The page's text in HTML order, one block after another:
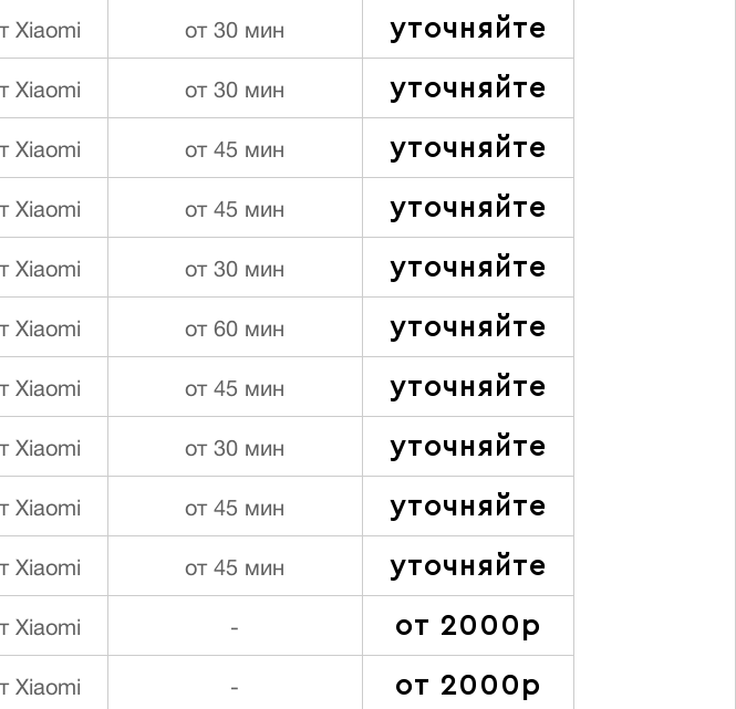
Xiaomi от 30 мин уточняйте
Xiaomi от 30 мин уточняйте
Xiaomi от 45 мин уточняйте
Xiaomi от 45 мин уточняйте
Xiaomi от 30 мин уточняйте
Xiaomi от 60 мин уточняйте
Xiaomi от 45 мин уточняйте
Xiaomi от 30 мин уточняйте
Xiaomi от 45 мин уточняйте
Xiaomi от 45 мин уточняйте
Xiaomi - от 2000р
Xiaomi - от 2000р